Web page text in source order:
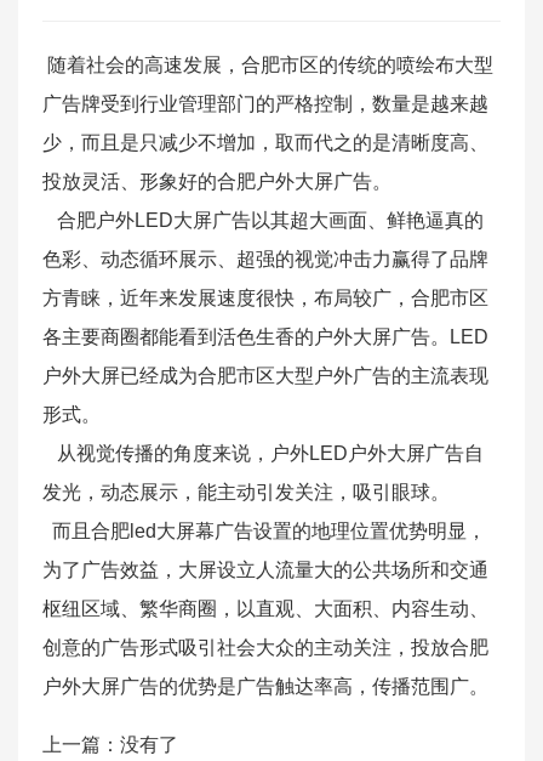
随着社会的高速发展，合肥市区的传统的喷绘布大型
广告牌受到行业管理部门的严格控制，数量是越来越
少，而且是只减少不增加，取而代之的是清晰度高、
投放灵活、形象好的合肥户外大屏广告。
合肥户外LED大屏广告以其超大画面、鲜艳逼真的
色彩、动态循环展示、超强的视觉冲击力赢得了品牌
方青睐，近年来发展速度很快，布局较广，合肥市区
各主要商圈都能看到活色生香的户外大屏广告。LED
户外大屏已经成为合肥市区大型户外广告的主流表现
形式。
从视觉传播的角度来说，户外LED户外大屏广告自
发光，动态展示，能主动引发关注，吸引眼球。
而且合肥led大屏幕广告设置的地理位置优势明显，
为了广告效益，大屏设立人流量大的公共场所和交通
枢纽区域、繁华商圈，以直观、大面积、内容生动、
创意的广告形式吸引社会大众的主动关注，投放合肥
户外大屏广告的优势是广告触达率高，传播范围广。
上一篇：没有了